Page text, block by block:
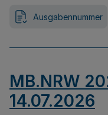
Ausgabennummer
MB.NRW
14.07.2026